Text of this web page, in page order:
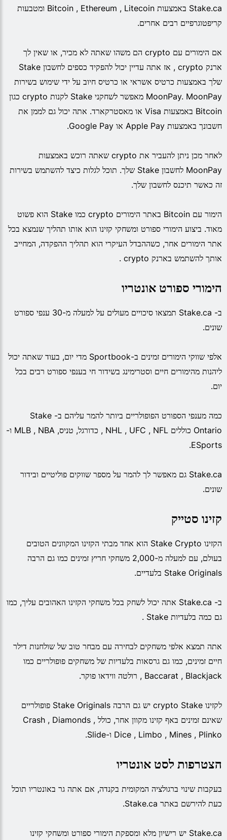
Stake.ca באמצעות Bitcoin , Ethereum , Litecoin ומטבעות
קריפטוגרפיים רבים אחרים.
אם הימורים עם crypto הם משהו שאתה לא מכיר, או שאין לך
ארנק crypto , אז אתה עדיין יכול להפקיד כספים לחשבון Stake
שלך באמצעות כרטיס אשראי או כרטיס חיוב על ידי שימוש בשירות
MoonPay. MoonPay מאפשר לשחקני Stake לקנות crypto כגון
Bitcoin באמצעות Visa או מאסטרקארד. אתה יכול גם לממן את
חשבונך באמצעות Apple Pay או Google Pay.
לאחר מכן ניתן להעביר את crypto שאתה רוכש באמצעות
MoonPay לחשבון Stake שלך. תוכל לגלות כיצד להשתמש בשירות
זה כאשר תיכנס לחשבון שלך.
הימור עם Bitcoin באתר הימורים crypto כמו Stake הוא פשוט
מאוד. ביצוע הימורי ספורט ומשחקי קזינו הוא אותו תהליך שנמצא בכל
אתר הימורים אחר, כשההבדל העיקרי הוא תהליך ההפקדה, המחייב
אותך להשתמש בארנק crypto .
הימורי ספורט אונטריו
ב- Stake.ca תמצאו סיכויים מעולים על למעלה מ-30 ענפי ספורט
שונים.
אלפי שווקי הימורים זמינים ב-Sportbook מדי יום, בעוד שאתה יכול
ליהנות מהימורים חיים וסטרימינג בשידור חי בענפי ספורט רבים בכל
יום.
כמה מענפי הספורט הפופולריים ביותר להמר עליהם ב- Stake
Ontario כוללים NHL , UFC , NFL , כדורגל, טניס, MLB , NBA ו-
ESports.
Stake.ca גם מאפשר לך להמר על מספר שווקים פוליטיים ובידור
שונים.
קזינו סטייק
הקזינו Stake Crypto הוא אחד מבתי הקזינו המקוונים הטובים
בעולם, עם למעלה מ-2,000 משחקי חריץ זמינים כמו גם הרבה
Stake Originals בלעדיים.
ב- Stake.ca אתה יכול לשחק בכל משחקי הקזינו האהובים עליך, כמו
גם כמה בלעדיות Stake .
אתה תמצא אלפי משחקים לבחירה עם מבחר טוב של שולחנות דילר
חיים זמינים, כמו גם גרסאות בלעדיות של משחקים פופולריים כמו
Baccarat , Blackjack , רולטה ווידאו פוקר.
לקזינו crypto Stake יש גם הרבה Stake Originals פופולריים
שאינם זמינים באף קזינו מקוון אחר, כולל Crash , Diamonds ,
Dice , Limbo , Mines , Plinko ו-Slide.
הצטרפות לסט אונטריו
בעקבות שינוי ברגולציה המקומית בקנדה, אם אתה גר באונטריו תוכל
כעת להירשם באתר Stake.ca.
Stake.ca יש רישיון מלא ומספקת הימורי ספורט ומשחקי קזינו